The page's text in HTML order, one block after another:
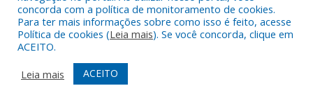
Todos os direitos reservados a Câmara Municipal de Alenquer.
Mapa do Site
Acessar Área Administrativa
Acessar Webmail
concorda com a política de monitoramento de cookies.
Para ter mais informações sobre como isso é feito, acesse
Política de cookies (Leia mais). Se você concorda, clique em
ACEITO.
Leia mais
ACEITO